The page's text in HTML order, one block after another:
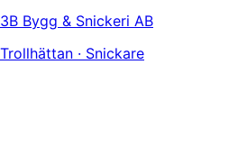
3B Bygg & Snickeri AB
Trollhättan · Snickare